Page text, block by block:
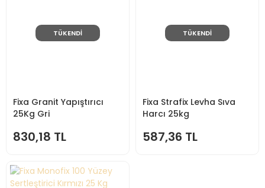
TÜKENDİ
Fixa Granit Yapıştırıcı
25Kg Gri
830,18 TL
TÜKENDİ
Fixa Strafix Levha Sıva
Harcı 25kg
587,36 TL